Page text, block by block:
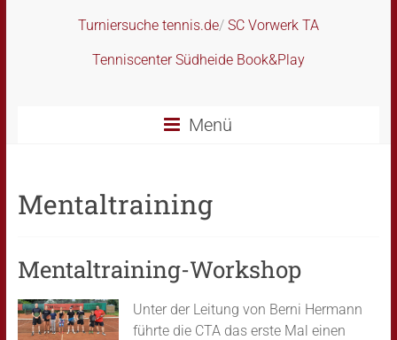
TennisakademieTurniersuche tennis.de/ SC Vorwerk TA
Tenniscenter Südheide Book&Play
Menü
Mentaltraining
Mentaltraining-Workshop
Unter der Leitung von Berni Hermann
führte die CTA das erste Mal einen